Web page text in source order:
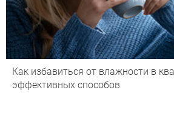
Как избавиться от влажности в
эффективных способов